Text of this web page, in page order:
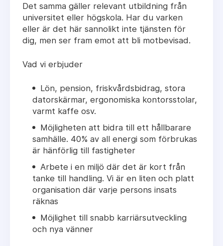
Det samma gäller relevant utbildning från
universitet eller högskola. Har du varken
eller är det här sannolikt inte tjänsten för
dig, men ser fram emot att bli motbevisad.
Vad vi erbjuder
Lön, pension, friskvårdsbidrag, stora
datorskärmar, ergonomiska kontorsstolar,
varmt kaffe osv.
Möjligheten att bidra till ett hållbarare
samhälle. 40% av all energi som förbrukas
är hänförlig till fastigheter
Arbete i en miljö där det är kort från
tanke till handling. Vi är en liten och platt
organisation där varje persons insats
räknas
Möjlighet till snabb karriärsutveckling
och nya vänner